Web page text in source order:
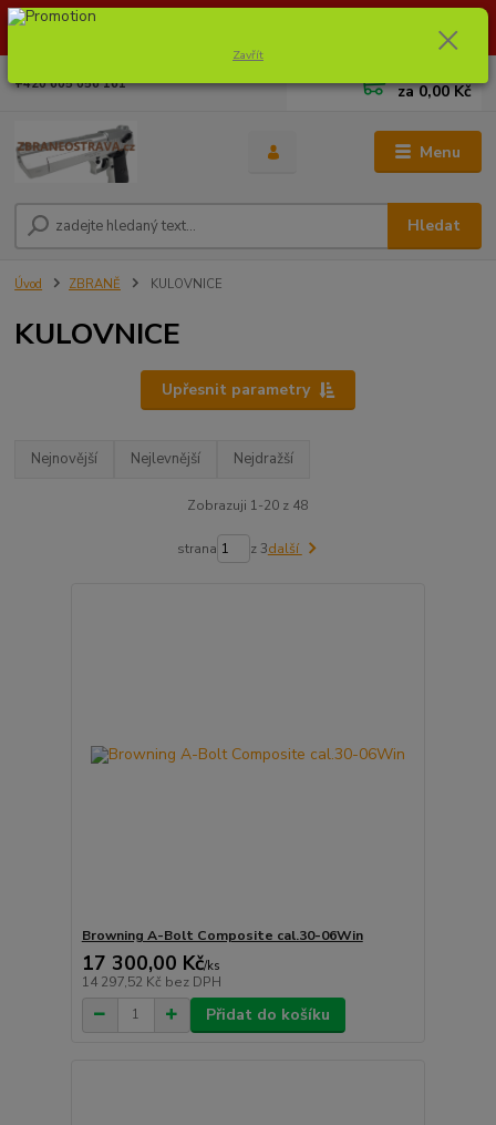
Dostupnost zboží si ověřte na info@zbraneostrava.cz nebo tel.
Menu
Hledat
+420 605 056 161 za0,00 Kč
Úvod ZBRANĚ KULOVNICE
KULOVNICE
Upřesnit parametry
Nejnovější Nejlevnější Nejdražší
Zobrazuji 1-20 z 48
strana z 3další
Browning A-Bolt Composite cal.30-06Win
17 300,00 Kč/ks
14 297,52 Kč bez DPH
Přidat do košíku
Zavřít